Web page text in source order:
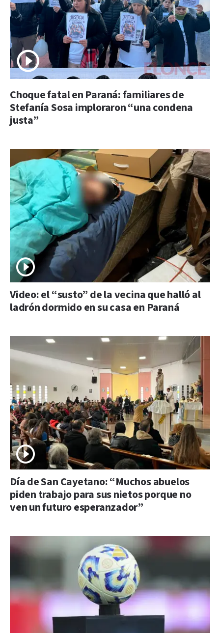
Choque fatal en Paraná: familiares de
Stefanía Sosa imploraron “una condena
justa”
Video: el “susto” de la vecina que halló al
ladrón dormido en su casa en Paraná
Día de San Cayetano: “Muchos abuelos
piden trabajo para sus nietos porque no
ven un futuro esperanzador”